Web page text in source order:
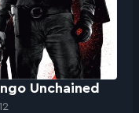
Unchained